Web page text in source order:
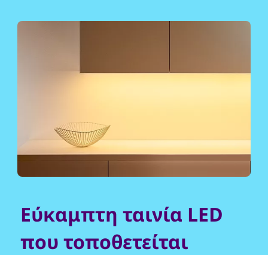
Εύκαμπτη ταινία LED
που τοποθετείται